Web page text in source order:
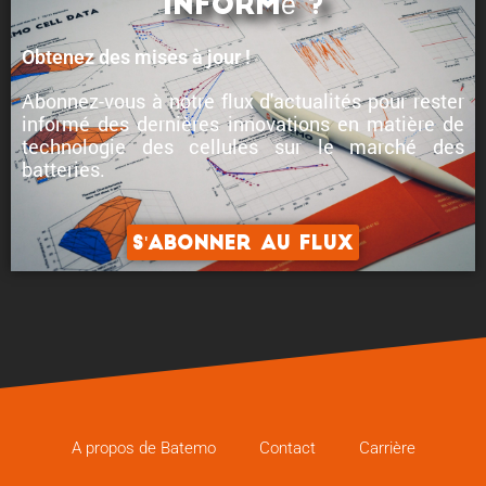
informé ?
Obtenez des mises à jour !
Abonnez-vous à notre flux d'actualités pour rester
informé desdernières innovations en matière de
technologie des cellulessur le marché des
batteries.
S'abonner au flux
A propos de Batemo Contact Carrière